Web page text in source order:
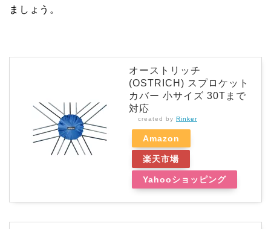
ましょう。
オーストリッチ
(OSTRICH) スプロケット
カバー 小サイズ 30Tまで
対応
created by Rinker
Amazon
楽天市場
Yahooショッピング